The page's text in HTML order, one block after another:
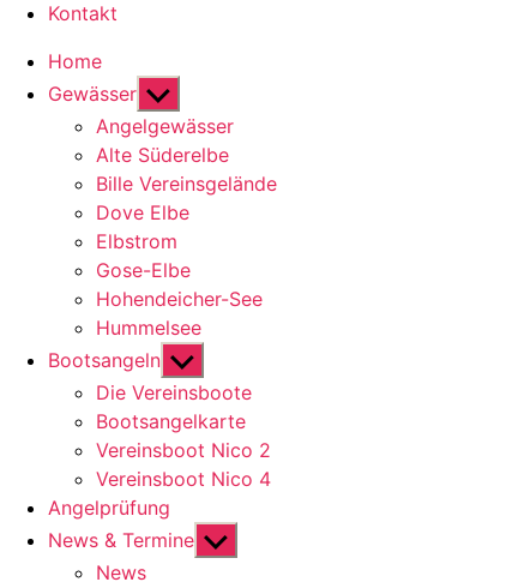
Kontakt
Home
Gewässer Untermenü
anzeigen
Angelgewässer
Alte Süderelbe
Bille Vereinsgelände
Dove Elbe
Elbstrom
Gose-Elbe
Hohendeicher-See
Hummelsee
Bootsangeln Untermenü
anzeigen
Die Vereinsboote
Bootsangelkarte
Vereinsboot Nico 2
Vereinsboot Nico 4
Angelprüfung
News & Termine Untermenü
News